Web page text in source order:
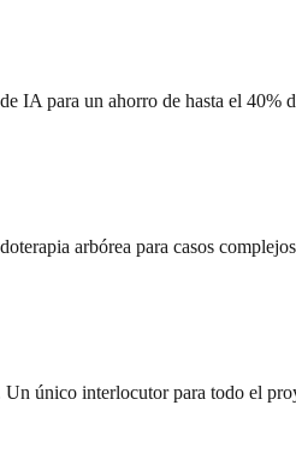
IA para un ahorro de hasta el 40%
arbórea para casos
único interlocutor para todo el